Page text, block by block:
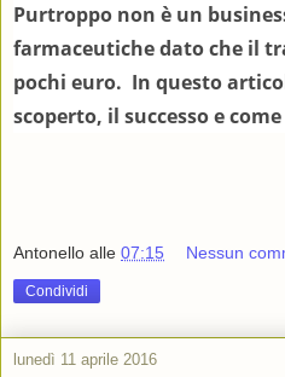
Purtroppo non è un
farmaceutiche dato che il
pochi euro. In questo
scoperto, il successo e
Antonello alle 07:15 Nessun
Condividi
lunedì 11 aprile 2016